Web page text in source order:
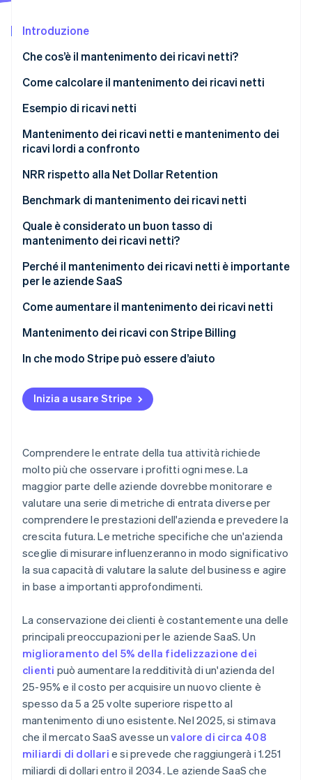
Radar
Atlas
Costituzione di start-up
Rimozione del carbonio
Identity
Verifica online dell'identità
Stripe Sessions 2026
Scopri come Stripe sta costruendo l'infrastruttura
Partner
Stripe App Marketplace
Introduzione
Che cos’è il mantenimento dei ricavi netti?
Come calcolare il mantenimento dei ricavi netti
Esempio di ricavi netti
Mantenimento dei ricavi netti e mantenimento dei
ricavi lordi a confronto
Quando usare il GRR
Quando usare l’NRR
NRR rispetto alla Net Dollar Retention
Benchmark di mantenimento dei ricavi netti
Quale è considerato un buon tasso di
mantenimento dei ricavi netti?
Perché il mantenimento dei ricavi netti è importante
per le aziende SaaS
Come aumentare il mantenimento dei ricavi netti
Mantenimento dei ricavi con Stripe Billing
In che modo Stripe può essere d’aiuto
Inizia a usare Stripe
Comprendere le entrate della tua attività richiede
molto più che osservare i profitti ogni mese. La
maggior parte delle aziende dovrebbe monitorare e
valutare una serie di metriche di entrata diverse per
comprendere le prestazioni dell'azienda e prevedere la
crescita futura. Le metriche specifiche che un'azienda
sceglie di misurare influenzeranno in modo significativo
la sua capacità di valutare la salute del business e agire
in base a importanti approfondimenti.
La conservazione dei clienti è costantemente una delle
principali preoccupazioni per le aziende SaaS. Un
miglioramento del 5% della fidelizzazione dei
clienti può aumentare la redditività di un'azienda del
25-95% e il costo per acquisire un nuovo cliente è
spesso da 5 a 25 volte superiore rispetto al
mantenimento di uno esistente. Nel 2025, si stimava
che il mercato SaaS avesse un valore di circa 408
miliardi di dollari e si prevede che raggiungerà i 1.251
miliardi di dollari entro il 2034. Le aziende SaaS che